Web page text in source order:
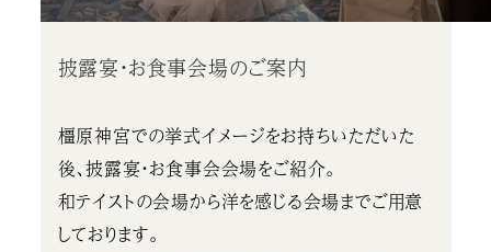
披露宴・お食事会場のご案内
橿原神宮での挙式イメージをお持ちいただいた
後、披露宴・お食事会会場をご紹介。
和テイストの会場から洋を感じる会場までご用意
しております。